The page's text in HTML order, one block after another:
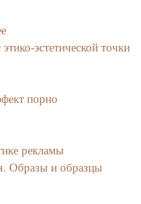
эстетической точки
порно
рекламы
Образы и образцы